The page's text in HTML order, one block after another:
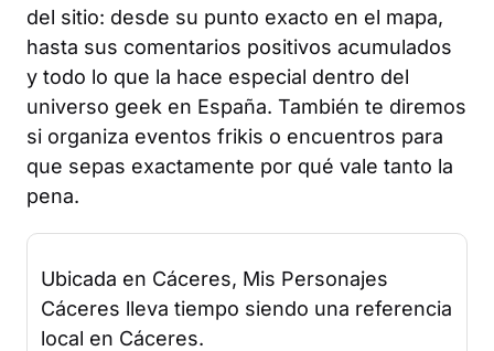
del sitio: desde su punto exacto en el mapa,
hasta sus comentarios positivos acumulados
y todo lo que la hace especial dentro del
universo geek en España. También te diremos
si organiza eventos frikis o encuentros para
que sepas exactamente por qué vale tanto la
pena.
Ubicada en Cáceres, Mis Personajes
Cáceres lleva tiempo siendo una referencia
local en Cáceres.